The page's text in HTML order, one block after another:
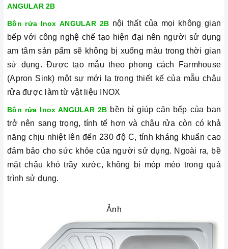
ANGULAR 2B
Bồn rửa Inox ANGULAR 2B nội thất của mọi không gian
bếp với công nghệ chế tạo hiện đại nên người sử dụng
am tâm sản pẩm sẽ không bị xuống màu trong thời gian
sử dụng. Được tạo mẫu theo phong cách Farmhouse
(Apron Sink) một sự mới lạ trong thiết kế của mẫu chậu
rửa được làm từ vật liệu INOX
Bồn rửa Inox ANGULAR 2B bền bỉ giúp căn bếp của bạn
trở nên sang trọng, tính tế hơn và chậu rửa còn có khả
năng chịu nhiệt lên đến 230 độ C, tính kháng khuẩn cao
đảm bảo cho sức khỏe của người sử dụng. Ngoài ra, bề
mặt chậu khó trầy xước, không bị móp méo trong quá
trình sử dụng.
Ảnh